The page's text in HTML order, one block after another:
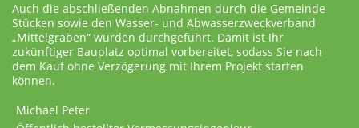
Auch die abschließenden Abnahmen durch die Gemeinde
Stücken sowie den Wasser- und Abwasserzweckverband
„Mittelgraben“ wurden durchgeführt. Damit ist Ihr
zukünftiger Bauplatz optimal vorbereitet, sodass Sie nach
dem Kauf ohne Verzögerung mit Ihrem Projekt starten
können.
Michael Peter